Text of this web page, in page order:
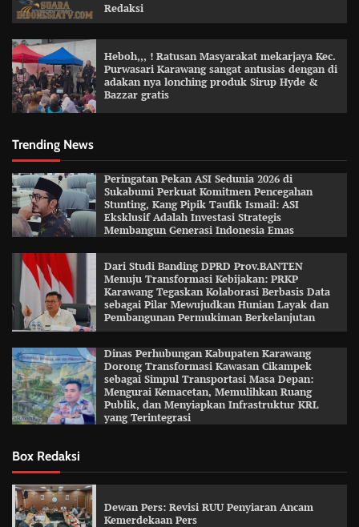
Redaksi
Heboh,,, ! Ratusan Masyarakat mekarjaya Kec.
Purwasari Karawang sangat antusias dengan di
adakan nya lonching produk Sirup Hyde &
Bazzar gratis
Trending News
Peringatan Pekan ASI Sedunia 2026 di
Sukabumi Perkuat Komitmen Pencegahan
Stunting, Kang Pipik Taufik Ismail: ASI
Eksklusif Adalah Investasi Strategis
Membangun Generasi Indonesia Emas
Dari Studi Banding DPRD Prov.BANTEN
Menuju Transformasi Kebijakan: PRKP
Karawang Tegaskan Kolaborasi Berbasis Data
sebagai Pilar Mewujudkan Hunian Layak dan
Pembangunan Permukiman Berkelanjutan
Dinas Perhubungan Kabupaten Karawang
Dorong Transformasi Kawasan Cikampek
sebagai Simpul Transportasi Masa Depan:
Mengurai Kemacetan, Memulihkan Ruang
Publik, dan Menyiapkan Infrastruktur KRL
yang Terintegrasi
Box Redaksi
Dewan Pers: Revisi RUU Penyiaran Ancam
Kemerdekaan Pers